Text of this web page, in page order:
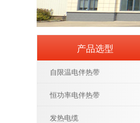
产品选型
自限温电伴热带
恒功率电伴热带
发热电缆